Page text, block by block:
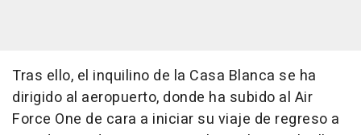
Tras ello, el inquilino de la Casa Blanca se ha
dirigido al aeropuerto, donde ha subido al Air
Force One de cara a iniciar su viaje de regreso a